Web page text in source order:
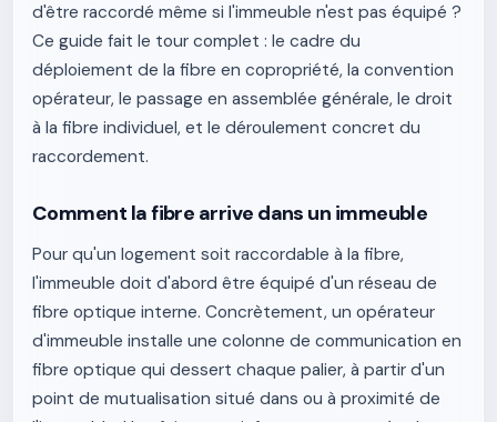
d'être raccordé même si l'immeuble n'est pas équipé ?
Ce guide fait le tour complet : le cadre du
déploiement de la fibre en copropriété, la convention
opérateur, le passage en assemblée générale, le droit
à la fibre individuel, et le déroulement concret du
raccordement.
Comment la fibre arrive dans un immeuble
Pour qu'un logement soit raccordable à la fibre,
l'immeuble doit d'abord être équipé d'un réseau de
fibre optique interne. Concrètement, un opérateur
d'immeuble installe une colonne de communication en
fibre optique qui dessert chaque palier, à partir d'un
point de mutualisation situé dans ou à proximité de